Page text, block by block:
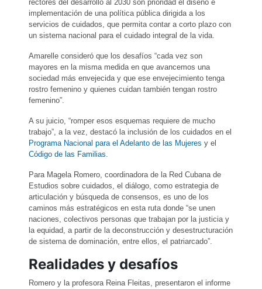
rectores del desarrollo al 2030 son prioridad el diseño e
implementación de una política pública dirigida a los
servicios de cuidados, que permita contar a corto plazo con
un sistema nacional para el cuidado integral de la vida.
Amarelle consideró que los desafíos “cada vez son
mayores en la misma medida en que avancemos una
sociedad más envejecida y que ese envejecimiento tenga
rostro femenino y quienes cuidan también tengan rostro
femenino”.
A su juicio, “romper esos esquemas requiere de mucho
trabajo”, a la vez, destacó la inclusión de los cuidados en el
Programa Nacional para el Adelanto de las Mujeres y el
Código de las Familias.
Para Magela Romero, coordinadora de la Red Cubana de
Estudios sobre cuidados, el diálogo, como estrategia de
articulación y búsqueda de consensos, es uno de los
caminos más estratégicos en esta ruta donde “se unen
naciones, colectivos personas que trabajan por la justicia y
la equidad, a partir de la deconstrucción y desestructuración
de sistema de dominación, entre ellos, el patriarcado”.
Realidades y desafíos
Romero y la profesora Reina Fleitas, presentaron el informe